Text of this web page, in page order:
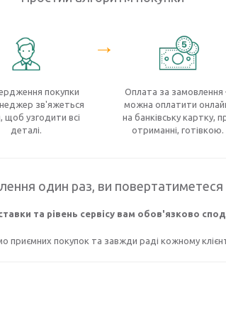
покупки
зв'яжеться
щоб узгодити всі
деталі.
→
Оплата за замовлення
можна оплатити
на банківську картку,
отриманні, готівкою.
один раз, ви повертатиметеся
та рівень сервісу вам обов'язково
приємних покупок та завжди раді кожному